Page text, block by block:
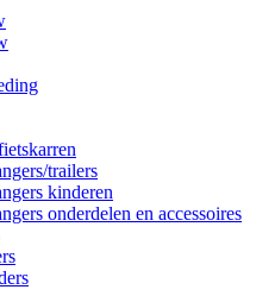
trailers
kinderen
onderdelen en accessoires